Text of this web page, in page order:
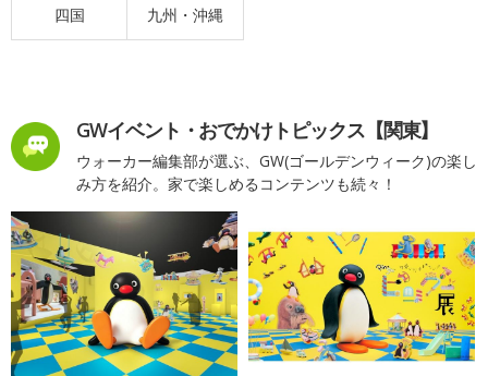
四国 九州・沖縄
GWイベント・おでかけトピックス【関東】
ウォーカー編集部が選ぶ、GW(ゴールデンウィーク)の楽し
み方を紹介。家で楽しめるコンテンツも続々！